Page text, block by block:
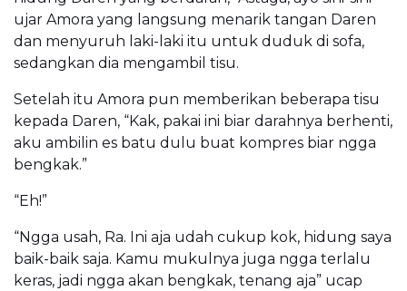
ujar Amora yang langsung menarik tangan Daren
dan menyuruh laki-laki itu untuk duduk di sofa,
sedangkan dia mengambil tisu.
Setelah itu Amora pun memberikan beberapa tisu
kepada Daren, “Kak, pakai ini biar darahnya berhenti,
aku ambilin es batu dulu buat kompres biar ngga
bengkak.”
“Eh!”
“Ngga usah, Ra. Ini aja udah cukup kok, hidung saya
baik-baik saja. Kamu mukulnya juga ngga terlalu
keras, jadi ngga akan bengkak, tenang aja” ucap